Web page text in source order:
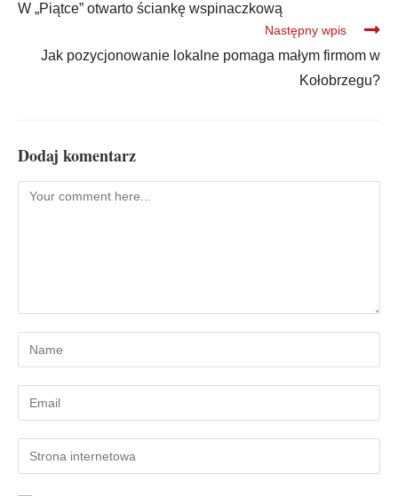
W „Piątce” otwarto ściankę wspinaczkową
Następny wpis
Jak pozycjonowanie lokalne pomaga małym firmom w
Kołobrzegu?
Dodaj komentarz